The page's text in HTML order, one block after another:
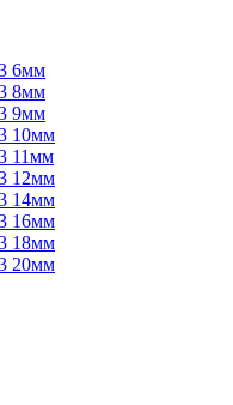
6мм
8мм
9мм
10мм
11мм
12мм
14мм
16мм
18мм
20мм